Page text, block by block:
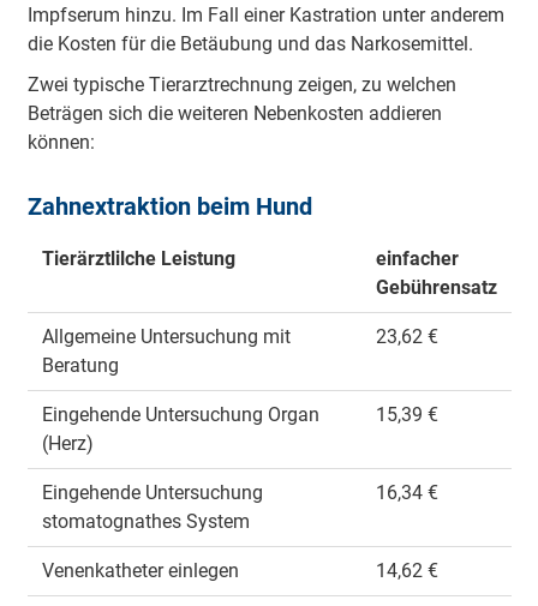
Impfserum hinzu. Im Fall einer Kastration unter anderem
die Kosten für die Betäubung und das Narkosemittel.
Zwei typische Tierarztrechnung zeigen, zu welchen
Beträgen sich die weiteren Nebenkosten addieren
können:
Zahnextraktion beim Hund
Tierärztlilche Leistung
einfacher
Gebührensatz
Allgemeine Untersuchung mit
Beratung
23,62 €
Eingehende Untersuchung Organ
(Herz)
15,39 €
Eingehende Untersuchung
stomatognathes System
16,34 €
Venenkatheter einlegen 14,62 €